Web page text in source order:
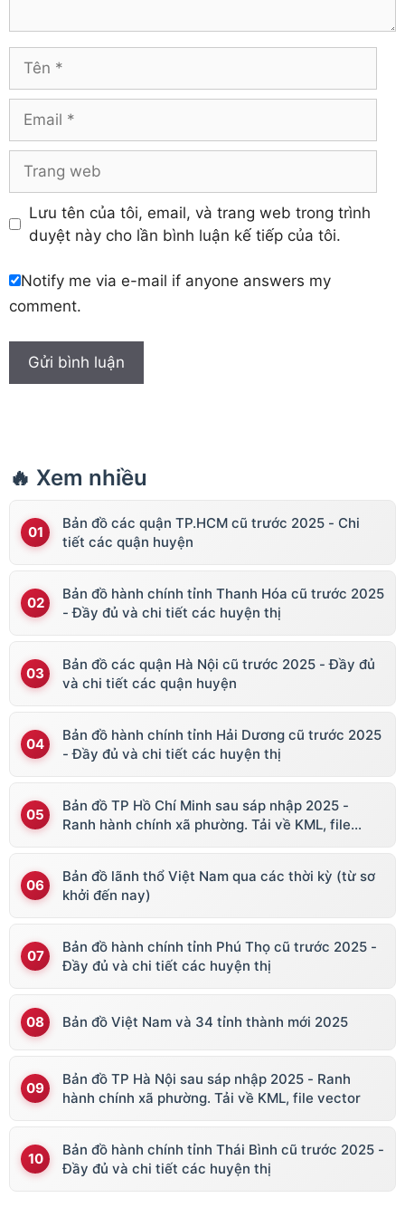
Hậu Giang
Hưng Yên
Khánh Hòa
Vĩnh Phúc
web
Lưu tên của tôi, email, và trang web trong trình
duyệt này cho lần bình luận kế tiếp của tôi.
Notify me via e-mail if anyone answers my
comment.
🔥 Xem nhiều
Bản đồ các quận TP.HCM cũ trước 2025 - Chi
tiết các quận huyện
Bản đồ hành chính tỉnh Thanh Hóa cũ trước 2025
- Đầy đủ và chi tiết các huyện thị
Bản đồ các quận Hà Nội cũ trước 2025 - Đầy đủ
và chi tiết các quận huyện
Bản đồ hành chính tỉnh Hải Dương cũ trước 2025
- Đầy đủ và chi tiết các huyện thị
Bản đồ TP Hồ Chí Minh sau sáp nhập 2025 -
Ranh hành chính xã phường. Tải về KML, file
Bản đồ lãnh thổ Việt Nam qua các thời kỳ (từ sơ
khởi đến nay)
Bản đồ hành chính tỉnh Phú Thọ cũ trước 2025 -
Đầy đủ và chi tiết các huyện thị
Bản đồ Việt Nam và 34 tỉnh thành mới 2025
Bản đồ TP Hà Nội sau sáp nhập 2025 - Ranh
hành chính xã phường. Tải về KML, file vector
Bản đồ hành chính tỉnh Thái Bình cũ trước 2025 -
Đầy đủ và chi tiết các huyện thị